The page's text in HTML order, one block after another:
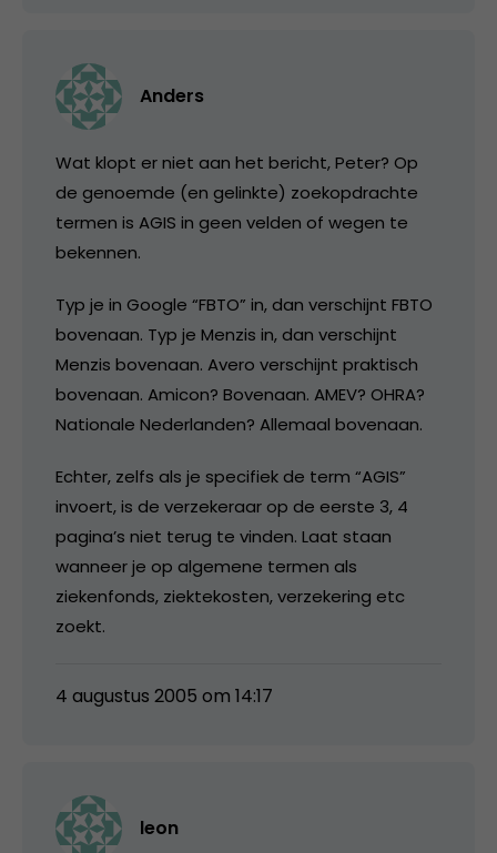
Anders
Wat klopt er niet aan het bericht, Peter? Op
de genoemde (en gelinkte) zoekopdrachte
termen is AGIS in geen velden of wegen te
bekennen.
Typ je in Google “FBTO” in, dan verschijnt FBTO
bovenaan. Typ je Menzis in, dan verschijnt
Menzis bovenaan. Avero verschijnt praktisch
bovenaan. Amicon? Bovenaan. AMEV? OHRA?
Nationale Nederlanden? Allemaal bovenaan.
Echter, zelfs als je specifiek de term “AGIS”
invoert, is de verzekeraar op de eerste 3, 4
pagina’s niet terug te vinden. Laat staan
wanneer je op algemene termen als
ziekenfonds, ziektekosten, verzekering etc
zoekt.
4 augustus 2005 om 14:17
leon